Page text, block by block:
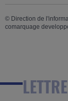
© Direction de
comarquage
LETTRE